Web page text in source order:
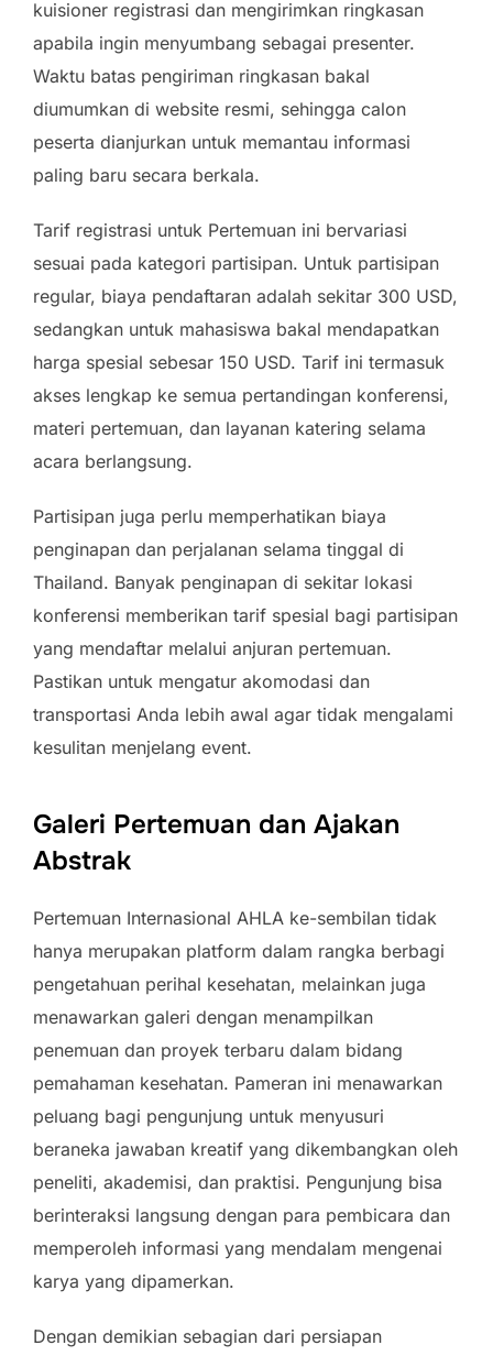
kuisioner registrasi dan mengirimkan ringkasan
apabila ingin menyumbang sebagai presenter.
Waktu batas pengiriman ringkasan bakal
diumumkan di website resmi, sehingga calon
peserta dianjurkan untuk memantau informasi
paling baru secara berkala.
Tarif registrasi untuk Pertemuan ini bervariasi
sesuai pada kategori partisipan. Untuk partisipan
regular, biaya pendaftaran adalah sekitar 300 USD,
sedangkan untuk mahasiswa bakal mendapatkan
harga spesial sebesar 150 USD. Tarif ini termasuk
akses lengkap ke semua pertandingan konferensi,
materi pertemuan, dan layanan katering selama
acara berlangsung.
Partisipan juga perlu memperhatikan biaya
penginapan dan perjalanan selama tinggal di
Thailand. Banyak penginapan di sekitar lokasi
konferensi memberikan tarif spesial bagi partisipan
yang mendaftar melalui anjuran pertemuan.
Pastikan untuk mengatur akomodasi dan
transportasi Anda lebih awal agar tidak mengalami
kesulitan menjelang event.
Galeri Pertemuan dan Ajakan
Abstrak
Pertemuan Internasional AHLA ke-sembilan tidak
hanya merupakan platform dalam rangka berbagi
pengetahuan perihal kesehatan, melainkan juga
menawarkan galeri dengan menampilkan
penemuan dan proyek terbaru dalam bidang
pemahaman kesehatan. Pameran ini menawarkan
peluang bagi pengunjung untuk menyusuri
beraneka jawaban kreatif yang dikembangkan oleh
peneliti, akademisi, dan praktisi. Pengunjung bisa
berinteraksi langsung dengan para pembicara dan
memperoleh informasi yang mendalam mengenai
karya yang dipamerkan.
Dengan demikian sebagian dari persiapan